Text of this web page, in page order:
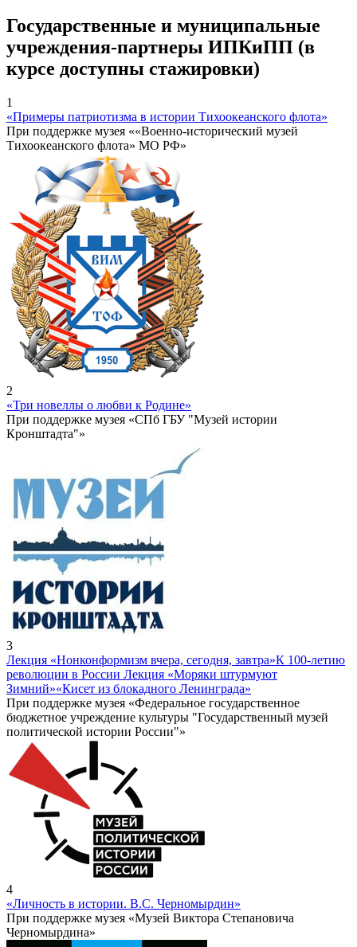
Государственные и муниципальные
учреждения-партнеры ИПКиПП (в
курсе доступны стажировки)
1
«Примеры патриотизма в истории Тихоокеанского флота»
При поддержке музея ««Военно-исторический музей
Тихоокеанского флота» МО РФ»
2
«Три новеллы о любви к Родине»
При поддержке музея «СПб ГБУ "Музей истории
Кронштадта"»
3
Лекция «Нонконформизм вчера, сегодня, завтра»К 100-летию
революции в России Лекция «Моряки штурмуют
Зимний»«Кисет из блокадного Ленинграда»
При поддержке музея «Федеральное государственное
бюджетное учреждение культуры "Государственный музей
политической истории России"»
4
«Личность в истории. В.С. Черномырдин»
При поддержке музея «Музей Виктора Степановича
Черномырдина»